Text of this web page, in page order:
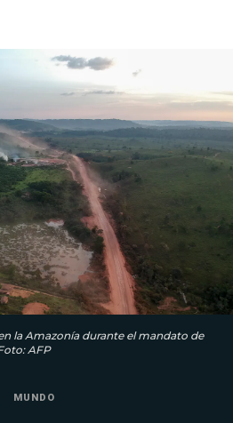
la Amazonía durante el mandato de
AFP
MUNDO